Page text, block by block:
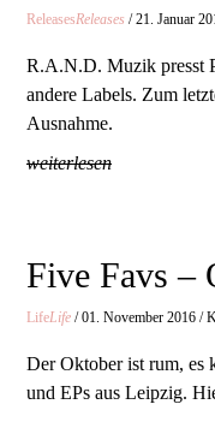
ReleasesReleases / 21. Januar
R.A.N.D. Muzik presst
andere Labels. Zum
Ausnahme.
weiterlesen
Five Favs –
LifeLife / 01. November 2016 /
Der Oktober ist rum, es
und EPs aus Leipzig.